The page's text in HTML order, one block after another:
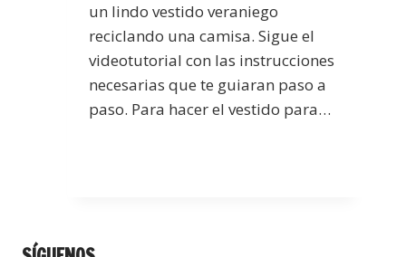
un lindo vestido veraniego
reciclando una camisa. Sigue el
videotutorial con las instrucciones
necesarias que te guiaran paso a
paso. Para hacer el vestido para…